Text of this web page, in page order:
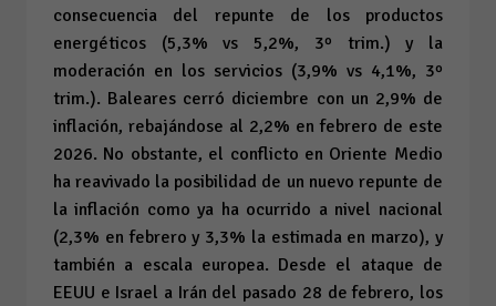
consecuencia del repunte de los productos
energéticos (5,3%vs5,2%, 3º trim.) y la
moderación en los servicios (3,9% vs 4,1%, 3º
trim.). Baleares cerró diciembre con un 2,9% de
inflación, rebajándose al 2,2% en febrero de este
2026. No obstante, el conflicto en Oriente Medio
ha reavivado la posibilidad de un nuevo repunte de
la inflación como ya ha ocurrido a nivel nacional
(2,3% en febrero y 3,3% la estimada en marzo), y
también a escala europea. Desde el ataque de
EEUU e Israel a Irán del pasado 28 de febrero, los